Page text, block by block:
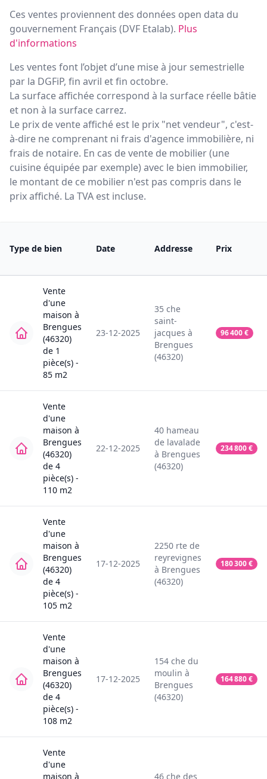
Ces ventes proviennent des données open data du
gouvernement Français (DVF Etalab). Plus
d'informations
Les ventes font l’objet d’une mise à jour semestrielle
par la DGFiP, fin avril et fin octobre.
La surface affichée correspond à la surface réelle bâtie
et non à la surface carrez.
Le prix de vente affiché est le prix "net vendeur", c'est-
à-dire ne comprenant ni frais d'agence immobilière, ni
frais de notaire. En cas de vente de mobilier (une
cuisine équipée par exemple) avec le bien immobilier,
le montant de ce mobilier n'est pas compris dans le
prix affiché. La TVA est incluse.
Type de bien Date Addresse Prix
Vente
d'une
maison à
Brengues
(46320)
de 1
pièce(s) -
85 m2
23-12-2025
35 che
saint-
jacques à
Brengues
(46320)
96 400€
Vente
d'une
maison à
Brengues
(46320)
de 4
pièce(s) -
110 m2
22-12-2025
40 hameau
de lavalade
à Brengues
(46320)
234 800€
Vente
d'une
maison à
Brengues
(46320)
de 4
pièce(s) -
105 m2
17-12-2025
2250 rte de
reyrevignes
à Brengues
(46320)
180 300€
Vente
d'une
maison à
Brengues
(46320)
de 4
pièce(s) -
108 m2
17-12-2025
154 che du
moulin à
Brengues
(46320)
164 880€
Vente
d'une
maison à 46 che des